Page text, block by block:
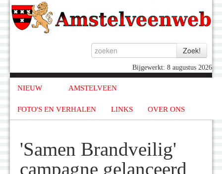
Bijgewerkt: 8 augustus 2026
NIEUW AMSTELVEEN
FOTO'S EN VERHALEN LINKS OVER ONS
'Samen Brandveilig'
campagne gelanceerd